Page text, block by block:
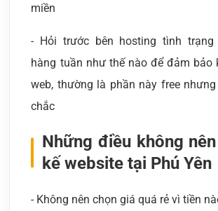
miền
- Hỏi trước bên hosting tình trạng
hàng tuần như thế nào để đảm bảo
web, thường là phần này free
chắc
Những điều không
kế website tại Phú Yên
- Không nên chọn giá quá rẻ vì tiền